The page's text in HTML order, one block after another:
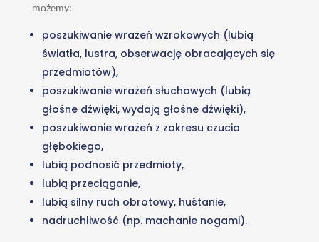
możemy:
poszukiwanie wrażeń wzrokowych (lubią
światła, lustra, obserwację obracających się
przedmiotów),
poszukiwanie wrażeń słuchowych (lubią
głośne dźwięki, wydają głośne dźwięki),
poszukiwanie wrażeń z zakresu czucia
głębokiego,
lubią podnosić przedmioty,
lubią przeciąganie,
lubią silny ruch obrotowy, huśtanie,
nadruchliwość (np. machanie nogami).